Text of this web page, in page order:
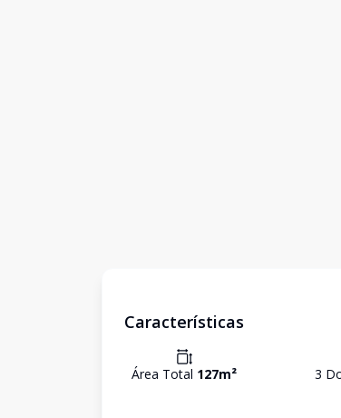
Características
Área Total 127m² 3